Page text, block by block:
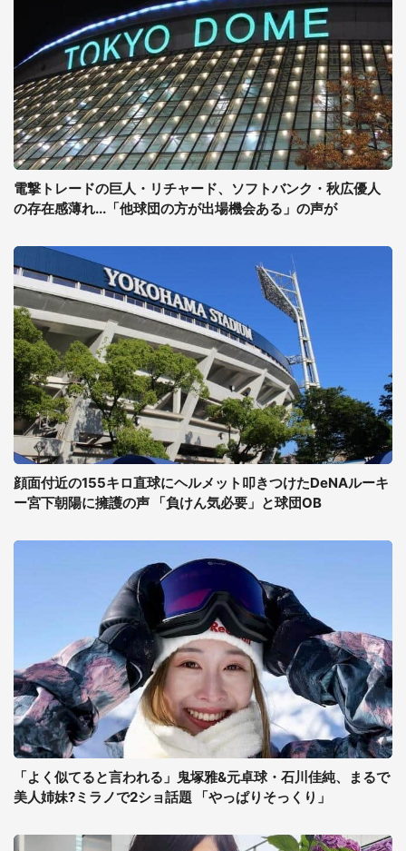
電撃トレードの巨人・リチャード、ソフトバンク・秋広優人
の存在感薄れ...「他球団の方が出場機会ある」の声が
顔面付近の155キロ直球にヘルメット叩きつけたDeNAルーキ
ー宮下朝陽に擁護の声 「負けん気必要」と球団OB
「よく似てると言われる」鬼塚雅&元卓球・石川佳純、まるで
美人姉妹?ミラノで2ショ話題 「やっぱりそっくり」